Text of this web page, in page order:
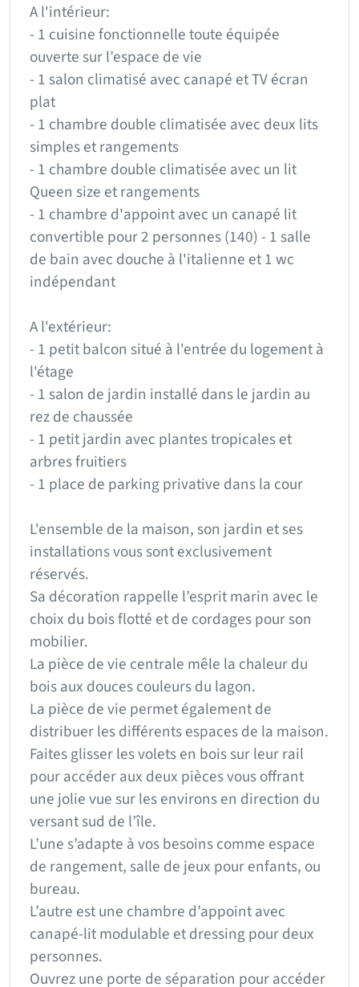
A l'intérieur:
- 1 cuisine fonctionnelle toute équipée
ouverte sur l’espace de vie
- 1 salon climatisé avec canapé et TV écran
plat
- 1 chambre double climatisée avec deux lits
simples et rangements
- 1 chambre double climatisée avec un lit
Queen size et rangements
- 1 chambre d'appoint avec un canapé lit
convertible pour 2 personnes (140) - 1 salle
de bain avec douche à l'italienne et 1 wc
indépendant
A l'extérieur:
- 1 petit balcon situé à l'entrée du logement à
l'étage
- 1 salon de jardin installé dans le jardin au
rez de chaussée
- 1 petit jardin avec plantes tropicales et
arbres fruitiers
- 1 place de parking privative dans la cour
L'ensemble de la maison, son jardin et ses
installations vous sont exclusivement
réservés.
Sa décoration rappelle l’esprit marin avec le
choix du bois flotté et de cordages pour son
mobilier.
La pièce de vie centrale mêle la chaleur du
bois aux douces couleurs du lagon.
La pièce de vie permet également de
distribuer les différents espaces de la maison.
Faites glisser les volets en bois sur leur rail
pour accéder aux deux pièces vous offrant
une jolie vue sur les environs en direction du
versant sud de l’île.
L’une s’adapte à vos besoins comme espace
de rangement, salle de jeux pour enfants, ou
bureau.
L’autre est une chambre d’appoint avec
canapé-lit modulable et dressing pour deux
personnes.
Ouvrez une porte de séparation pour accéder